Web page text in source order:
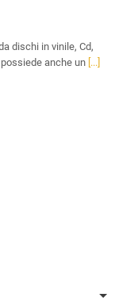
dischi in vinile, Cd,
anche un [...]